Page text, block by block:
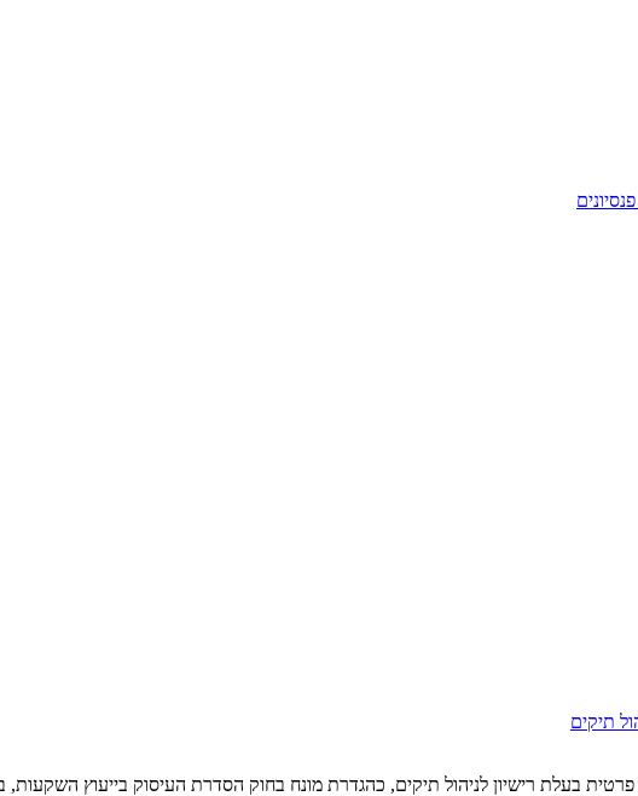
תיקים